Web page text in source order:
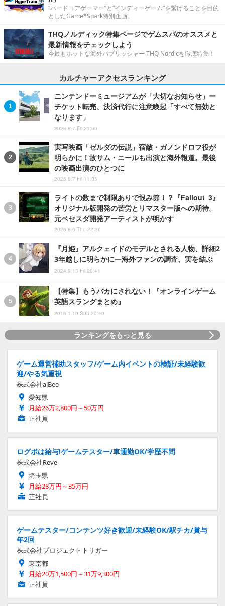
“ハードコアゲーマー”と“インディーゲーム”を繋げることを目的
としたGame*Spark特別企画。
THQノルディック特集ページでゲムスパのオススメと
最新情報をチェックしよう
今最もホットな海外パブリッシャー THQ Nordicを徹底特集！
カルチャーアクセスランキング
ニンテンドーミュージアムが「大切なお知らせ」ー
チケット転売、決済代行に注意喚起「すべて無効と
なります」
2026.8.7 Fri 21:00
実写映画「ゼルダの伝説」宿敵・ガノンドロフ役が
明らかに！故サム・ニールも出演と海外報道。最後
の映画出演のひとつに
2026.8.7 Fri 11:05
ライトの数まで制限ありで恨み節！？『Fallout 3』
オリジナル版開発の苦労とリマスター版への期待。
元ベセスダ開発アーティストが明かす
2026.8.6 Thu 22:30
『月姫』アルクェイドのモデルとされる人物、詳細2
3年越しに明らかに―海外ファンの調査、実を結ぶ
2024.9.13 Fri 20:41
【特集】もうバカにされない！『オンラインゲーム
英語スラングまとめ』
2016.1.10 Sun 20:40
ランキングをもっと見る
ゲーム運営補助スタッフ/ゲーム内イベントの検証/未経験歓
迎/やる気重視
株式会社alBee
愛知県
月給26万2,800円～50万円
正社員
ログボは給与!ゲームテスター/車通勤OK/学歴不問
株式会社Reve
埼玉県
月給28万円～35万円
正社員
ゲームテスター/コンテンツ好き歓迎/未経験OK/駅チカ/賞与
年2回
株式会社プロジェクトトリガー
東京都
月給20万1,500円～31万9,300円
正社員